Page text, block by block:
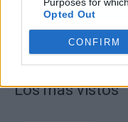
Opted Out
CONFIRM
Los más vistos